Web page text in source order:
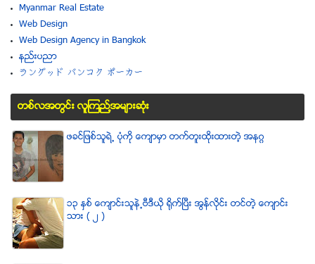
Myanmar Real Estate
Web Design
Web Design Agency in Bangkok
နည္းပညာ
ラングッド バンコク ポーカー
တစ္လအတြင္း လူၾကည္႔အမ်ားဆံုး
ဖခင္ျဖစ္သူရဲ႕ ပံုကို ေက်ာမွာ တက္တူးထိုးထားတဲ့ အနဂၢ
၁၃ ႏွစ္ ေက်ာင္းသူနဲ႕ဗီဒီယို ရိုက္ျပီး အြန္လိုင္း တင္တဲ့ ေက်ာင္း
သား ( ၂ )